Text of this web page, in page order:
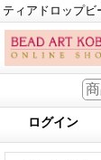
ティアドロップ
ログイン